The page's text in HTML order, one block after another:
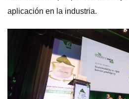
aplicación en la industria.